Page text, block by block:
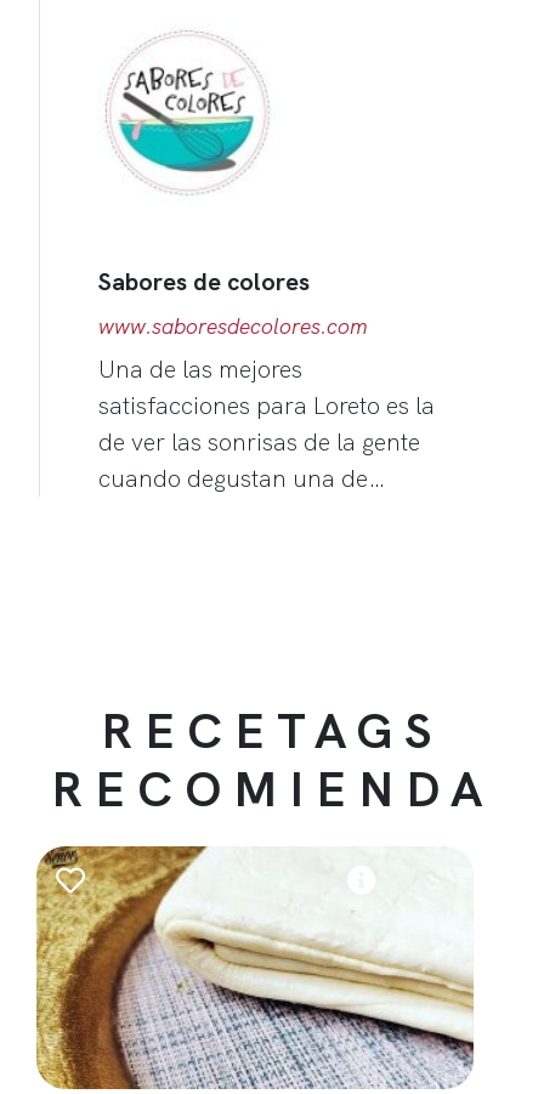
Sabores de colores
www.saboresdecolores.com
Una de las mejores
satisfacciones para Loreto es la
de ver las sonrisas de la gente
cuando degustan una de…
RECETAGS
RECOMIENDA